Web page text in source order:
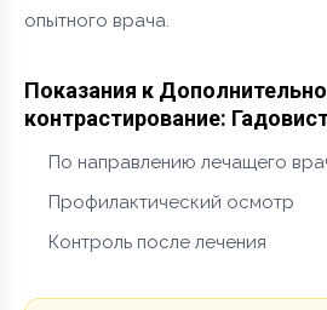
опытного врача.
Показания к
контрастирование:
По направлению лечащего
Профилактический осмотр
Контроль после лечения